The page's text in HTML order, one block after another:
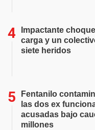
Impactante
carga y un
siete heridos
Fentanilo
las dos ex
acusadas bajo
millones